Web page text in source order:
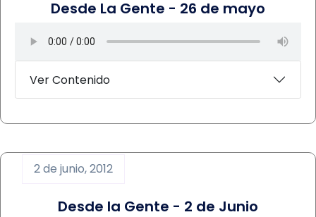
Desde La Gente - 26 de mayo
Ver Contenido
2 de junio, 2012
Desde la Gente - 2 de Junio